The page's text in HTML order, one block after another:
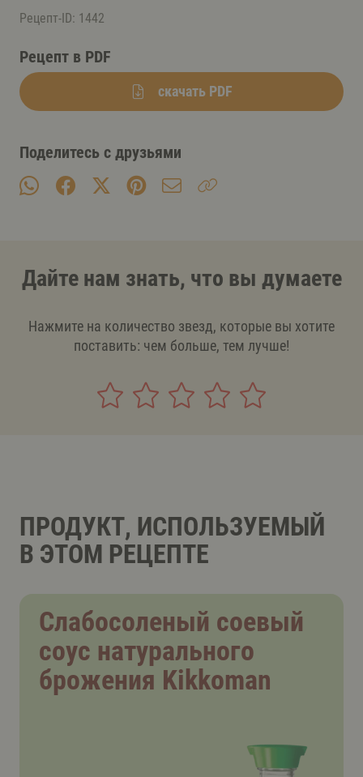
Рецепт-ID: 1442
Рецепт в PDF
скачать PDF
Поделитесь с друзьями
Дайте нам знать, что вы думаете
Нажмите на количество звезд, которые вы хотите
поставить: чем больше, тем лучше!
ПРОДУКТ, ИСПОЛЬЗУЕМЫЙ
В ЭТОМ РЕЦЕПТЕ
Слабосоленый соевый
соус натурального
брожения Kikkoman